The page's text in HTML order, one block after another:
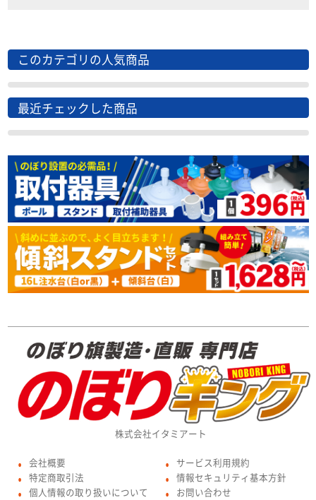
このカテゴリの人気商品
最近チェックした商品
株式会社イタミアート
● 会社概要
● 特定商取引法
● 個人情報の取り扱いについて
● サービス利用規約
● 情報セキュリティ基本方針
● お問い合わせ